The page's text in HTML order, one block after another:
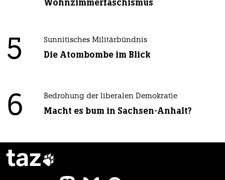
Wohnzimmerfaschismus
5 Sunnitisches Militärbündnis
Die Atombombe im Blick
6 Bedrohung der liberalen Demokratie
Macht es bum in Sachsen-Anhalt?
taz